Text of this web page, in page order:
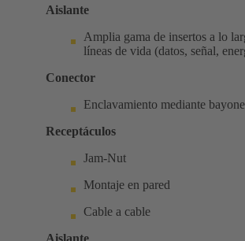
Aislante
Amplia gama de insertos a lo
líneas de vida (datos, señal,
Conector
Enclavamiento mediante
Receptáculos
Jam-Nut
Montaje en pared
Cable a cable